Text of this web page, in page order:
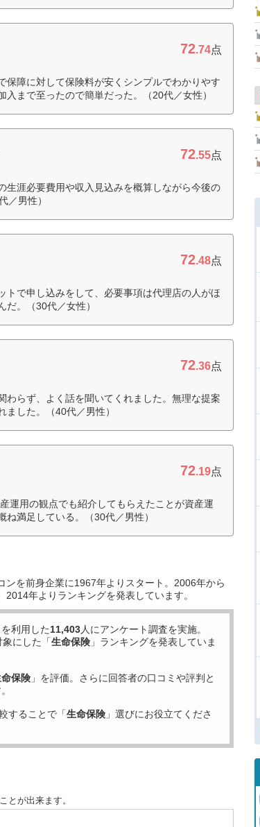
72.74点
障に対して保険料が安くシンプルでわかりやす
まで至ったので簡単だった。（20代／女性）
72.55点
生涯必要費用や収入見込みを概算しながら今後の
／男性）
72.48点
で申し込みをして、必要事項は代理店の人がほ
だ。（30代／女性）
72.36点
らず、よく話を聞いてくれました。無理な提案
した。（40代／男性）
72.19点
運用の観点でも紹介してもらえたことが資産運
満足している。（30代／男性）
ンを前身企業に1967年よりスタート。2006年から
年よりランキングを発表しています。
利用した11,403人にアンケート調査を実施。
象にした「生命保険 」ランキングを発表していま
保険 」を評価。さらに回答者の口コミや評判と
することで「生命保険 」選びにお役立てくださ
とが出来ます。